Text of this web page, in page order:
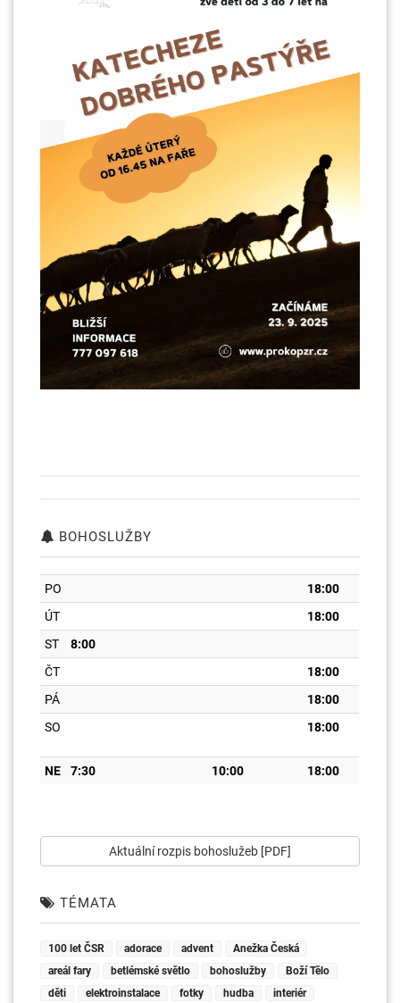
BOHOSLUŽBY
PO
18:00
ÚT
18:00
ST
8:00
ČT
18:00
PÁ
18:00
SO
18:00
NE 7:30 10:00 18:00
Aktuální rozpis bohoslužeb [PDF]
TÉMATA
100 let ČSR adorace advent
Anežka Česká
areál fary
betlémské světlo bohoslužby
Boží Tělo
děti
elektroinstalace fotky hudba interiér